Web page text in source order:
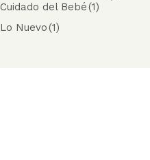
Cuidado del Bebé(1)
Lo Nuevo(1)